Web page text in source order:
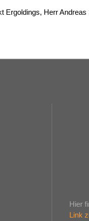
Herr
Hier
Link